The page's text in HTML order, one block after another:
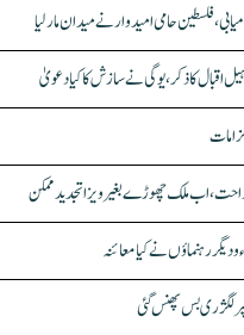
فلسطین حامی امیدوار نے میدان مار لیا
اقبال کا ذکر، یوگی نے سازش کا کیا دعویٰ
دیگر رہنماؤں نے کیا معائنہ
لگژری بس پھنس گئی